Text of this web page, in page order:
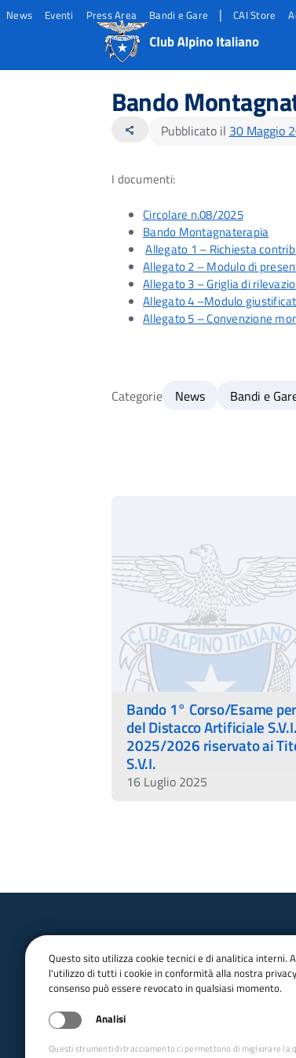
News Eventi Press Area Bandi e Gare | CAI Store
Bando
share Pubblicato il 30 Maggio
I documenti:
Circolare n.08/2025
Bando Montagnaterapia
Allegato 1 – Richiesta
Allegato 2 – Modulo di
Allegato 3 – Griglia di
Allegato 4 –Modulo
Allegato 5 – Convenzione
Categorie News Bandi e
Bando 1° Corso/Esame
del Distacco Artificiale S.V.I.
2025/2026 riservato ai
S.V.I.
16 Luglio 2025
Questo sito utilizza cookie tecnici e di analitica interni.
l'utilizzo di tutti i cookie in conformità alla nostra
consenso può essere revocato in qualsiasi momento.
Analisi
Questi strumenti di tracciamento ci permettono di migliorare la